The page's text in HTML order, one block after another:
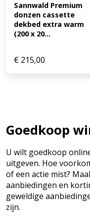
Sannwald Premium
donzen cassette
dekbed extra warm
(200 x 20...
€ 215,00
Goedkoop
U wilt goedkoop
uitgeven. Hoe
of een actie mist?
aanbiedingen en
geweldige
zijn.